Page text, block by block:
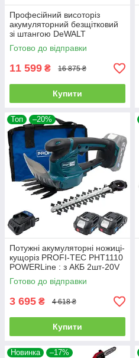
Професійний висоторіз
акумуляторний безщітковий
зі штангою DeWALT
DCMPS567N : без АКБ, шина
20см, штанга
Готово до відправки
11 599 ₴ 16 875 ₴
Купити
Топ –20%
Потужні акумуляторні ножиці-
кущоріз PROFI-TEC PHT1110
POWERLine : з АКБ 2шт-20V
2.0 Ah, шина кущів/трави
200/110мм
Готово до відправки
3 695 ₴ 4 618 ₴
Купити
Новинка
–17%